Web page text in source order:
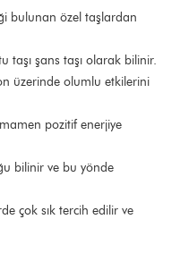
bulunan özel taşlardan
taşı şans taşı olarak bilinir.
üzerinde olumlu etkilerini
pozitif enerjiye
bilinir ve bu yönde
çok sık tercih edilir ve